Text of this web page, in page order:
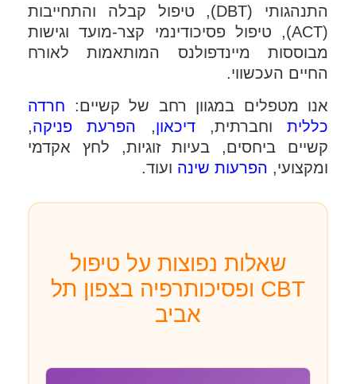
התנהגותי (DBT), טיפול קבלה והתחייבות
(ACT), טיפול פסיכודינמי קצר-מועד וגישות
מבוססות מיינדפולנס המותאמות לאורח
החיים העכשווי.
אנו מטפלים במגוון רחב של קשיים: חרדה
כללית וחברתית,דיכאון, הפרעת פניקה,
קשיים ביחסים, בעיות זוגיות, לחץ אקדמי
ומקצועי, הפרעות שינה ועוד.
שאלות נפוצות על טיפול
CBT ופסיכותרפיה בצפון תל
אביב